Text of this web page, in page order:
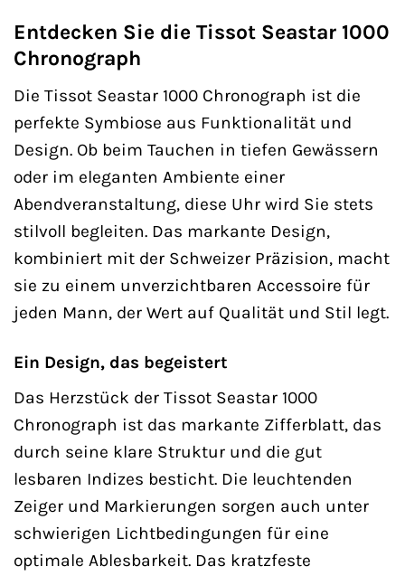
Entdecken Sie die Tissot Seastar 1000
Chronograph
Die Tissot Seastar 1000 Chronograph ist die
perfekte Symbiose aus Funktionalität und
Design. Ob beim Tauchen in tiefen Gewässern
oder im eleganten Ambiente einer
Abendveranstaltung, diese Uhr wird Sie stets
stilvoll begleiten. Das markante Design,
kombiniert mit der Schweizer Präzision, macht
sie zu einem unverzichtbaren Accessoire für
jeden Mann, der Wert auf Qualität und Stil legt.
Ein Design, das begeistert
Das Herzstück der Tissot Seastar 1000
Chronograph ist das markante Zifferblatt, das
durch seine klare Struktur und die gut
lesbaren Indizes besticht. Die leuchtenden
Zeiger und Markierungen sorgen auch unter
schwierigen Lichtbedingungen für eine
optimale Ablesbarkeit. Das kratzfeste